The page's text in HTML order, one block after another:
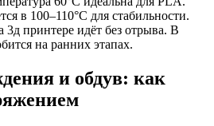
в 100–110°C для стабильности.
3д принтере идёт без отрыва. В
на ранних этапах.
и обдув: как